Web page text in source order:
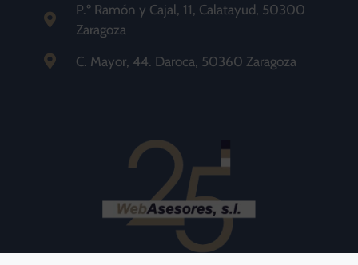
P.º Ramón y Cajal, 11, Calatayud, 50300
Zaragoza
C. Mayor, 44. Daroca, 50360 Zaragoza